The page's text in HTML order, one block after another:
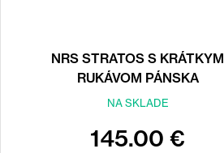
TUNRS STRATOS S KRÁTKYM
RUKÁVOM PÁNSKA
NA SKLADE
145.00 €